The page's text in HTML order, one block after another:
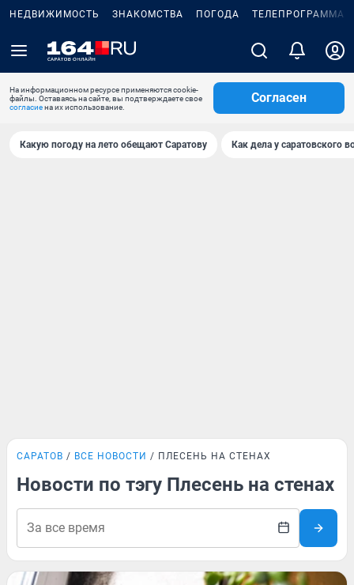
НЕДВИЖИМОСТЬ ЗНАКОМСТВА ПОГОДА ТЕЛЕПРОГРАММА
На информационном ресурсе применяются cookie-
файлы. Оставаясь на сайте, вы подтверждаете свое
согласиена их использование.
Согласен
Какую погоду на лето обещают Саратову Как дела у саратовского
САРАТОВ ВСЕ НОВОСТИ ПЛЕСЕНЬ НА СТЕНАХ
Новости по тэгу Плесень на стенах